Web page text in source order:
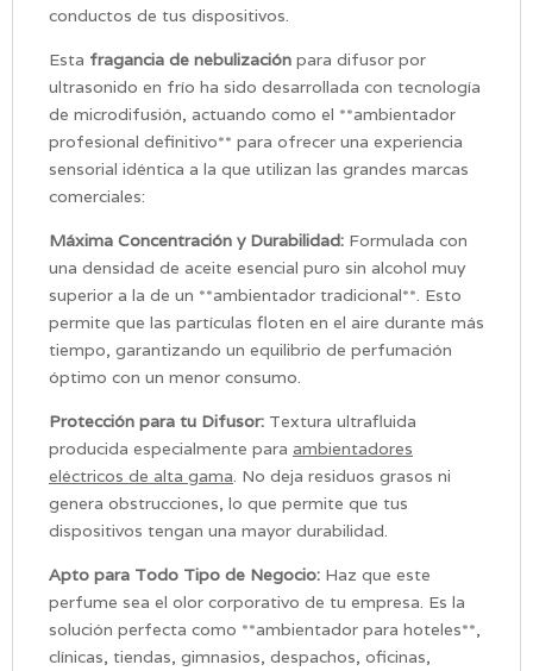
conductos de tus dispositivos.
Esta fragancia de nebulización para difusor por
ultrasonido en frío ha sido desarrollada con tecnología
de microdifusión, actuando como el **ambientador
profesional definitivo** para ofrecer una experiencia
sensorial idéntica a la que utilizan las grandes marcas
comerciales:
Máxima Concentración y Durabilidad: Formulada con
una densidad de aceite esencial puro sin alcohol muy
superior a la de un **ambientador tradicional**. Esto
permite que las partículas floten en el aire durante más
tiempo, garantizando un equilibrio de perfumación
óptimo con un menor consumo.
Protección para tu Difusor: Textura ultrafluida
producida especialmente para ambientadores
eléctricos de alta gama . No deja residuos grasos ni
genera obstrucciones, lo que permite que tus
dispositivos tengan una mayor durabilidad.
Apto para Todo Tipo de Negocio: Haz que este
perfume sea el olor corporativo de tu empresa. Es la
solución perfecta como **ambientador para hoteles**,
clínicas, tiendas, gimnasios, despachos, oficinas,